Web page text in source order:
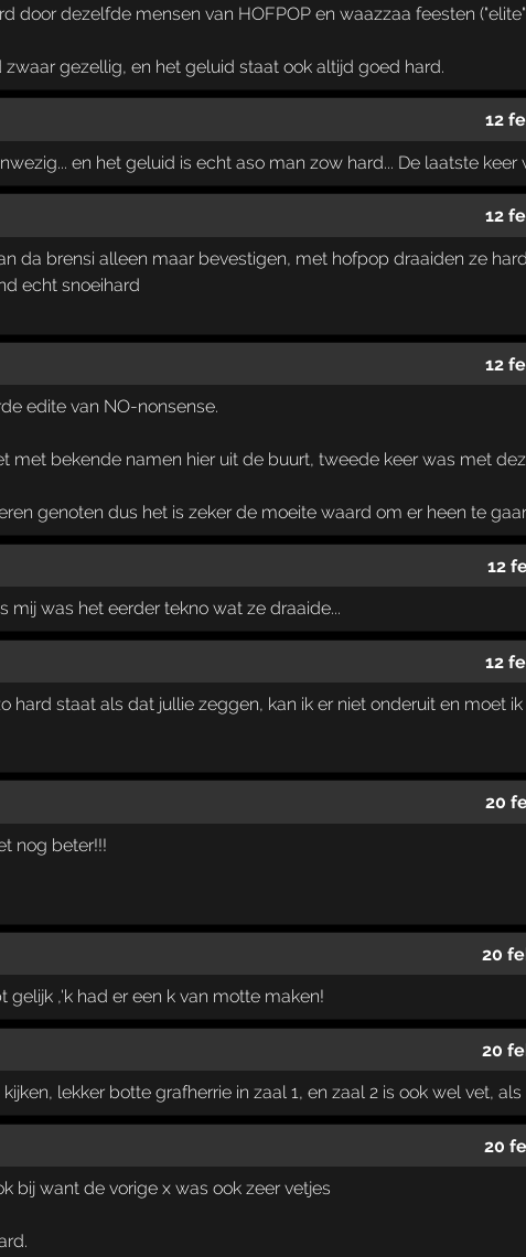
door dezelfde mensen van HOFPOP en waazzaa feesten
zwaar gezellig, en het geluid staat ook altijd goed hard.
12
en het geluid is echt aso man zow hard... De laatste
12
da brensi alleen maar bevestigen, met hofpop draaiden ze
echt snoeihard
12
edite van NO-nonsense.
met bekende namen hier uit de buurt, tweede keer was met
genoten dus het is zeker de moeite waard om er heen te
12
mij was het eerder tekno wat ze draaide...
12
hard staat als dat jullie zeggen, kan ik er niet onderuit en moet
20
nog beter!!!
20
gelijk ,'k had er een k van motte maken!
20
lekker botte grafherrie in zaal 1, en zaal 2 is ook wel vet,
20
bij want de vorige x was ook zeer vetjes